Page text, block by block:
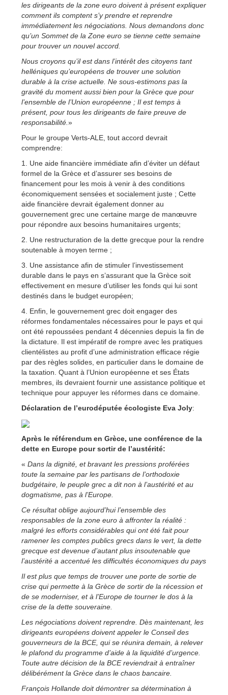
les dirigeants de la zone euro doivent à présent expliquer
comment ils comptent s’y prendre et reprendre
immédiatement les négociations. Nous demandons donc
qu’un Sommet de la Zone euro se tienne cette semaine
pour trouver un nouvel accord.
Nous croyons qu’il est dans l’intérêt des citoyens tant
helléniques qu’européens de trouver une solution
durable à la crise actuelle. Ne sous-estimons pas la
gravité du moment aussi bien pour la Grèce que pour
l’ensemble de l’Union européenne ; Il est temps à
présent, pour tous les dirigeants de faire preuve de
responsabilité. »
Pour le groupe Verts-ALE, tout accord devrait
comprendre:
1. Une aide financière immédiate afin d’éviter un défaut
formel de la Grèce et d’assurer ses besoins de
financement pour les mois à venir à des conditions
économiquement sensées et socialement juste ; Cette
aide financière devrait également donner au
gouvernement grec une certaine marge de manœuvre
pour répondre aux besoins humanitaires urgents;
2. Une restructuration de la dette grecque pour la rendre
soutenable à moyen terme ;
3. Une assistance afin de stimuler l’investissement
durable dans le pays en s’assurant que la Grèce soit
effectivement en mesure d’utiliser les fonds qui lui sont
destinés dans le budget européen;
4. Enfin, le gouvernement grec doit engager des
réformes fondamentales nécessaires pour le pays et qui
ont été repoussées pendant 4 décennies depuis la fin de
la dictature. Il est impératif de rompre avec les pratiques
clientélistes au profit d’une administration efficace régie
par des règles solides, en particulier dans le domaine de
la taxation. Quant à l’Union européenne et ses États
membres, ils devraient fournir une assistance politique et
technique pour appuyer les réformes dans ce domaine.
Déclaration de l’eurodéputée écologiste Eva Joly:
Après le référendum en Grèce, une conférence de la
dette en Europe pour sortir de l’austérité:
« Dans la dignité, et bravant les pressions proférées
toute la semaine par les partisans de l’orthodoxie
budgétaire, le peuple grec a dit non à l’austérité et au
dogmatisme, pas à l’Europe.
Ce résultat oblige aujourd’hui l’ensemble des
responsables de la zone euro à affronter la réalité :
malgré les efforts considérables qui ont été fait pour
ramener les comptes publics grecs dans le vert, la dette
grecque est devenue d’autant plus insoutenable que
l’austérité a accentué les difficultés économiques du pays
Il est plus que temps de trouver une porte de sortie de
crise qui permette à la Grèce de sortir de la récession et
de se moderniser, et à l’Europe de tourner le dos à la
crise de la dette souveraine.
Les négociations doivent reprendre. Dès maintenant, les
dirigeants européens doivent appeler le Conseil des
gouverneurs de la BCE, qui se réunira demain, à relever
le plafond du programme d’aide à la liquidité d’urgence.
Toute autre décision de la BCE reviendrait à entraîner
délibérément la Grèce dans le chaos bancaire.
François Hollande doit démontrer sa détermination à